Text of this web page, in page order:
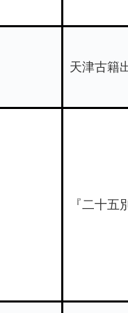
天津古籍
『二十